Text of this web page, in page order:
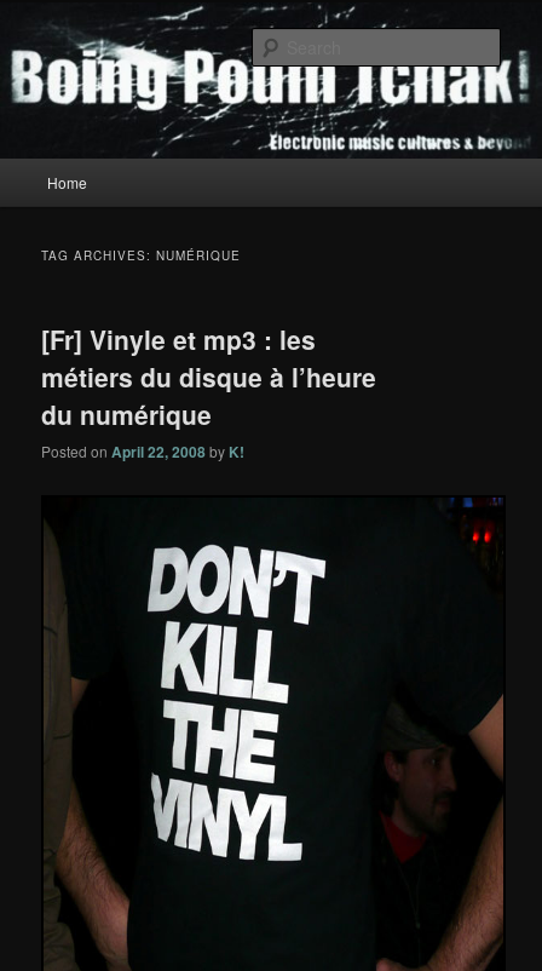
primary
content
secondary
contentBoing Poum Tchak!
Home
TAG ARCHIVES:NUMÉRIQUE
[Fr] Vinyle et mp3 : les
métiers du disque à l’heure
du numérique
Posted onApril 22, 2008by K!